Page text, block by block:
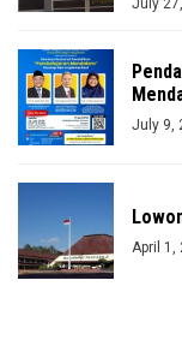
July 9,
April 1,